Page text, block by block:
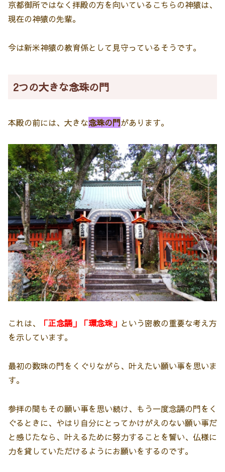
京都御所ではなく拝殿の方を向いているこちらの神猿は、
現在の神猿の先輩。
今は新米神猿の教育係として見守っているそうです。
2つの大きな念珠の門
本殿の前には、大きな念珠の門があります。
これは、 「正念誦」「環念珠」 という密教の重要な考え方
を示しています。
最初の数珠の門をくぐりながら、叶えたい願い事を思いま
す。
参拝の間もその願い事を思い続け、もう一度念誦の門をく
ぐるときに、やはり自分にとってかけがえのない願い事だ
と感じたなら、叶えるために努力することを誓い、仏様に
力を貸していただけるようにお願いをするのです。